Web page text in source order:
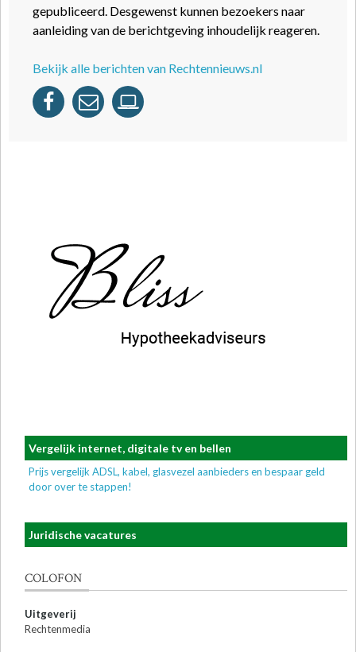
gepubliceerd. Desgewenst kunnen bezoekers naar
aanleiding van de berichtgeving inhoudelijk reageren.
Bekijk alle berichten van Rechtennieuws.nl
Vergelijk internet, digitale tv en bellen
Prijs vergelijk ADSL, kabel, glasvezel aanbieders en bespaar geld
door over te stappen!
Juridische vacatures
COLOFON
Uitgeverij
Rechtenmedia